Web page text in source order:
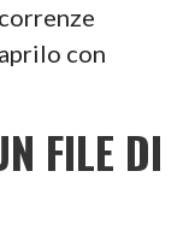
con
FILE DI